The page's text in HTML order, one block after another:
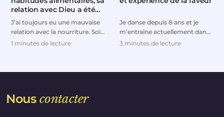
relation avec Dieu a été
rétablie
J’ai toujours eu une mauvaise
relation avec la nourriture. Soit
je mangeais trop, soit je suivais
1 minutes de lecture
Je danse depuis 8 ans et je
m’entraîne actuellement dans
le but de faire de la danse ma
3 minutes de lecture
Nouscontacter